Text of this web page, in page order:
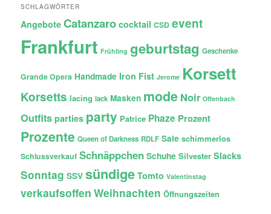
SCHLAGWÖRTER
Angebote Catanzaro cocktail CSD event
Frankfurt Frühling geburtstag Geschenke
Grande Opera Handmade Iron Fist Jerome Korsett
Korsetts lacing lack Masken mode Noir Offenbach
Outfits parties party Patrice Phaze Prozent
Prozente Queen of Darkness RDLF Sale schimmerlos
Schlussverkauf Schnäppchen Schuhe Silvester Slacks
Sonntag SSV sündige Tomto Valentinstag
verkaufsoffen Weihnachten Öffnungszeiten